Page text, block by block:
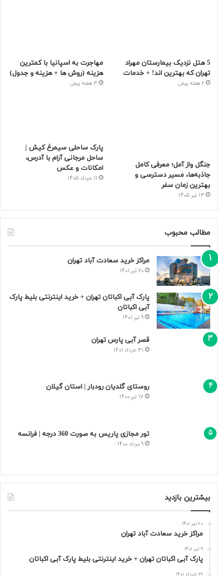
5 هتل نزدیک بیمارستان مهراد
تهران که بهترین‌ اند! + خدمات
2 هفته پیش
مهاجرت به اسپانیا با کمترین
هزینه (روش ها + هزینه و جدول)
3 هفته پیش
جنگل واز آمل؛ معرفی کامل
جاذبه‌ها، مسیر دسترسی و
بهترین زمان سفر
13 تیر 1405
پارک ساحلی سیمرغ کیش |
ساحل مرجانی آرام با آدرس،
امکانات و عکس
11 خرداد 1405
مطالب محبوب
مراکز خرید سعادت‌ آباد تهران
20 تیر 1401
پارک آبی اکباتان تهران + خرید اینترنتی بلیط پارک
آبی اکباتان
9 تیر 1401
قصر آبی پارس تهران
31 خرداد 1401
روستای گلدیان رودبار | استان گیلان
17 تیر 1400
تور مجازی پاریس به صورت 360 درجه | فرانسه
9 مرداد 1400
بیشترین بازدید
20 تیر 1401
مراکز خرید سعادت‌ آباد تهران
9 تیر 1401
پارک آبی اکباتان تهران + خرید اینترنتی بلیط پارک آبی اکباتان